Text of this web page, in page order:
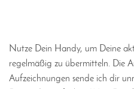
Nutze Dein Handy, um Deine
regelmäßig zu übermitteln. Die
Aufzeichnungen sende ich dir